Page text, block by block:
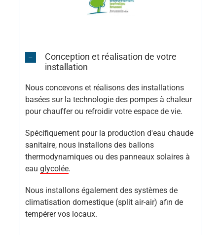
Conception et réalisation de votre
installation
Nous concevons et réalisons des installations
basées sur la technologie des pompes à chaleur
pour chauffer ou refroidir votre espace de vie.
Spécifiquement pour la production d'eau chaude
sanitaire, nous installons des ballons
thermodynamiques ou des panneaux solaires à
eau glycolée.
Nous installons également des systèmes de
climatisation domestique (split air-air) afin de
tempérer vos locaux.